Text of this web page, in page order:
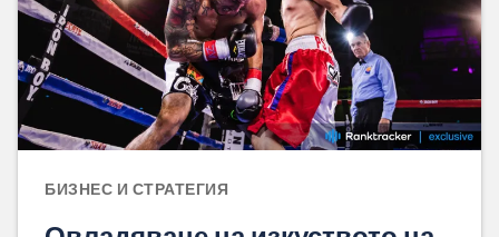
БИЗНЕС И СТРАТЕГИЯ